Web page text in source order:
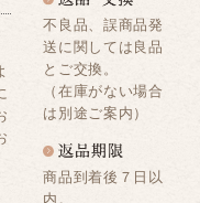
不良品、誤商品発
送に関しては良品
とご交換。
（在庫がない場合
は別途ご案内）
商品到着後７日以
内。